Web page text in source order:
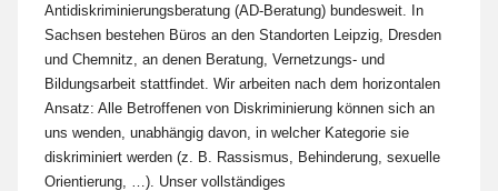
Antidiskriminierungsberatung (AD-Beratung) bundesweit. In
Sachsen bestehen Büros an den Standorten Leipzig, Dresden
und Chemnitz, an denen Beratung, Vernetzungs- und
Bildungsarbeit stattfindet. Wir arbeiten nach dem horizontalen
Ansatz: Alle Betroffenen von Diskriminierung können sich an
uns wenden, unabhängig davon, in welcher Kategorie sie
diskriminiert werden (z. B. Rassismus, Behinderung, sexuelle
Orientierung, …). Unser vollständiges